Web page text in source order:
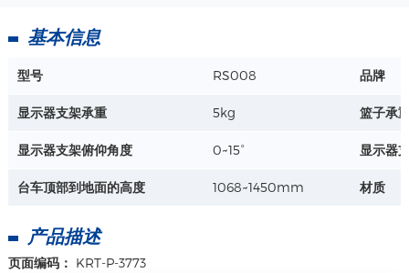
详情+
内孔：φ27mm
材质：ABS、硅胶
基本信息
型号 RS008 品牌
显示器支架承重 5kg 篮子承
显示器支架俯仰角度 0~15° 显示器
台车顶部到地面的高度 1068~1450mm 材质
产品描述
页面编码： KRT-P-3773